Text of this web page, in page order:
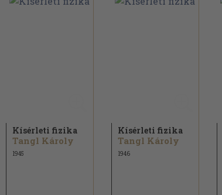
Kísérleti fizika
Tangl Károly
1945
Kísérleti fizika
Tangl Károly
1946